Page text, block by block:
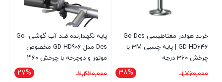
خرید هولدر مغناطیسی Go Des
GD-HD646 | پایه چسبی 3M با
چرخش 360 درجه
38% 1,760,000قیمت
پایه نگهدارنده ضد آب گوشی Go-
Des مدل GD-HD906 مخصوص
موتور و دوچرخه با چرخش ۳۶۰
27% 2,420,000قیمت